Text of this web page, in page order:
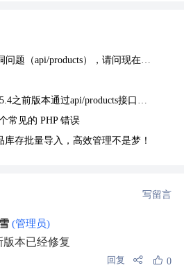
products），请问现在是不是修复了？
本通过api/products接口进行sql注入的问题
常见的 PHP 错误
库存批量导入，高效管理不是梦！
写留言
(管理员)
本已经修复
回复 0